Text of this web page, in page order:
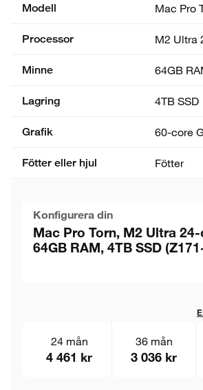
Modell Mac Pro
Processor M2 Ultra
Minne 64GB
Lagring 4TB SSD
Grafik 60-core
Fötter eller hjul Fötter
Konfigurera din
Mac Pro Torn, M2 Ultra
64GB RAM, 4TB SSD
24 mån
4 461 kr
36 mån
3 036 kr